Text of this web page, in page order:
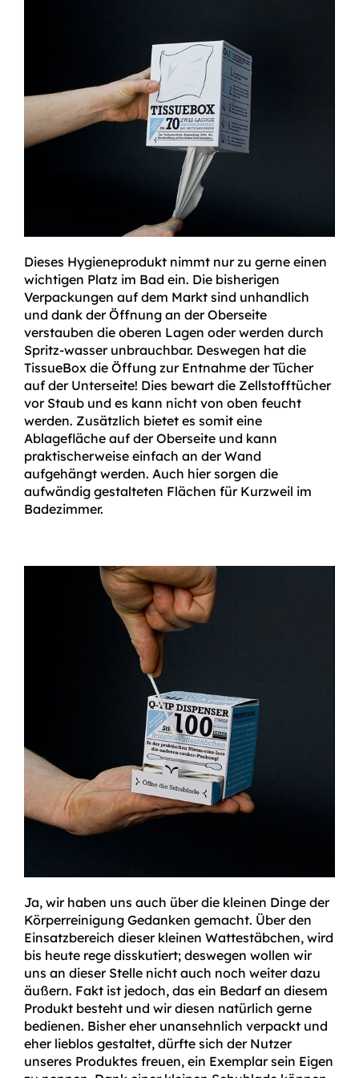
Dieses Hygieneprodukt nimmt nur zu gerne einen
wichtigen Platz im Bad ein. Die bisherigen
Verpackungen auf dem Markt sind unhandlich
und dank der Öffnung an der Oberseite
verstauben die oberen Lagen oder werden durch
Spritz-wasser unbrauchbar. Deswegen hat die
TissueBox die Öffung zur Entnahme der Tücher
auf der Unterseite! Dies bewart die Zellstofftücher
vor Staub und es kann nicht von oben feucht
werden. Zusätzlich bietet es somit eine
Ablagefläche auf der Oberseite und kann
praktischerweise einfach an der Wand
aufgehängt werden. Auch hier sorgen die
aufwändig gestalteten Flächen für Kurzweil im
Badezimmer.
Ja, wir haben uns auch über die kleinen Dinge der
Körperreinigung Gedanken gemacht. Über den
Einsatzbereich dieser kleinen Wattestäbchen, wird
bis heute rege disskutiert; deswegen wollen wir
uns an dieser Stelle nicht auch noch weiter dazu
äußern. Fakt ist jedoch, das ein Bedarf an diesem
Produkt besteht und wir diesen natürlich gerne
bedienen. Bisher eher unansehnlich verpackt und
eher lieblos gestaltet, dürfte sich der Nutzer
unseres Produktes freuen, ein Exemplar sein Eigen